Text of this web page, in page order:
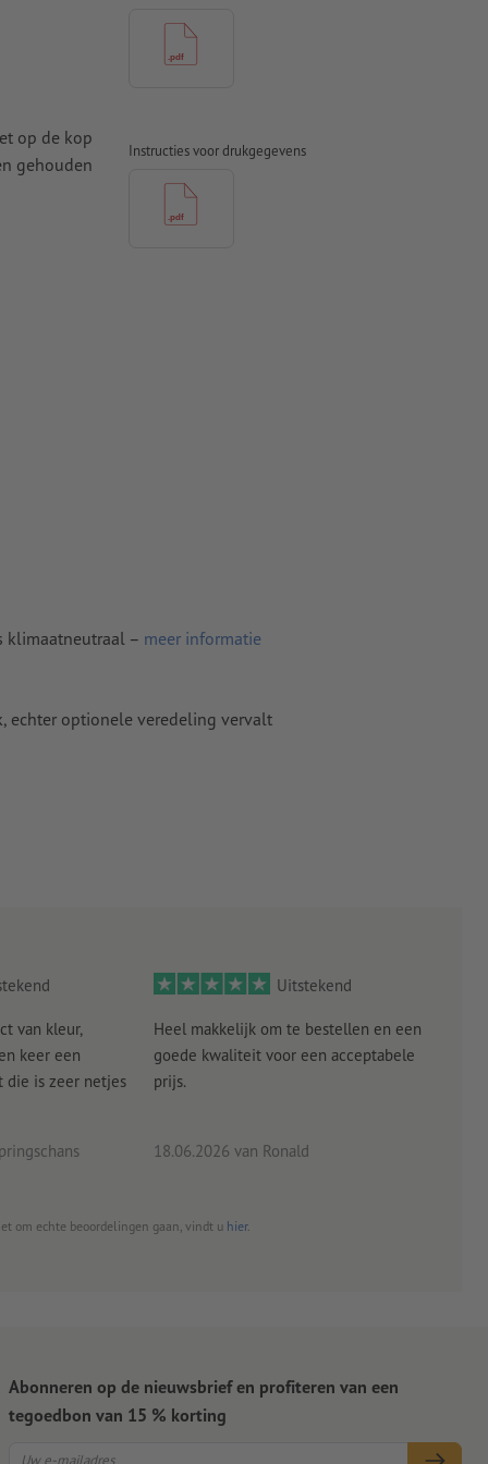
op de kop
gehouden
minste
Instructies voor drukgegevens
klimaatneutraal – meer informatie
echter optionele veredeling vervalt
van kleur,
keer een
die is zeer netjes
Uitstekend
Heel makkelijk om te bestellen en een
goede kwaliteit voor een acceptabele
prijs.
18.06.2026 van Ronald
om echte beoordelingen gaan, vindt u hier.
Abonneren op de nieuwsbrief en profiteren van een
tegoedbon van 15 % korting